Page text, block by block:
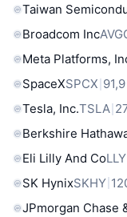
Taiwan
Broadcom Inc
Meta Platforms,
SpaceXSPCX
Tesla, Inc.TSLA
Berkshire
Eli Lilly And CoLLY
SK HynixSKHY
JPmorgan Chase